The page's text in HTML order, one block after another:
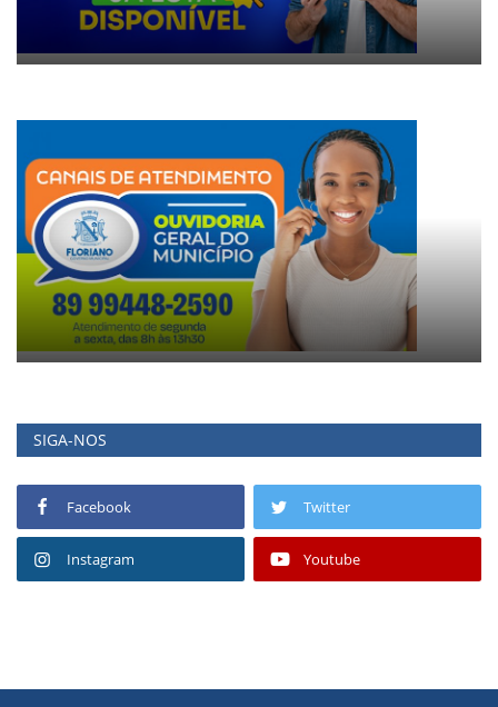
SIGA-NOS
Facebook Twitter
Instagram Youtube